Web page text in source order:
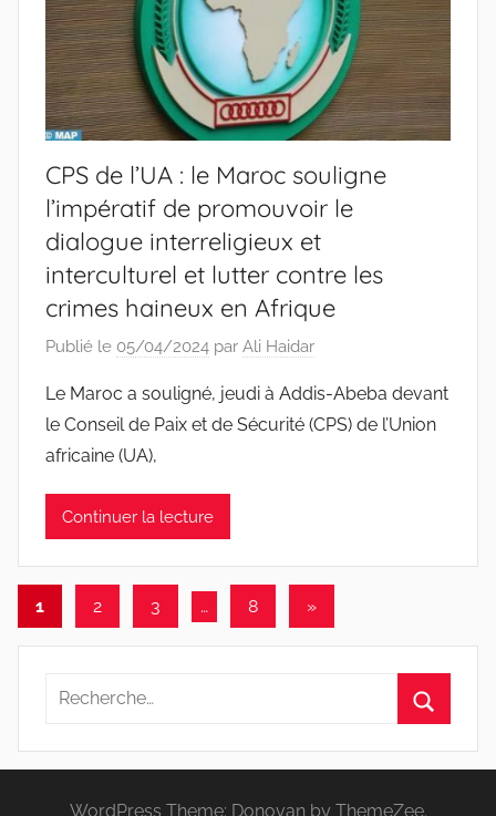
CPS de l’UA : le Maroc souligne
l’impératif de promouvoir le
dialogue interreligieux et
interculturel et lutter contre les
crimes haineux en Afrique
Publié le 05/04/2024 par Ali Haidar
Le Maroc a souligné, jeudi à Addis-Abeba devant
le Conseil de Paix et de Sécurité (CPS) de l’Union
africaine (UA),
Continuer la lecture
Pagination
des
publications
1 2 3 … 8
Articles
»
Recherche
:
WordPress Theme: Donovan by ThemeZee.